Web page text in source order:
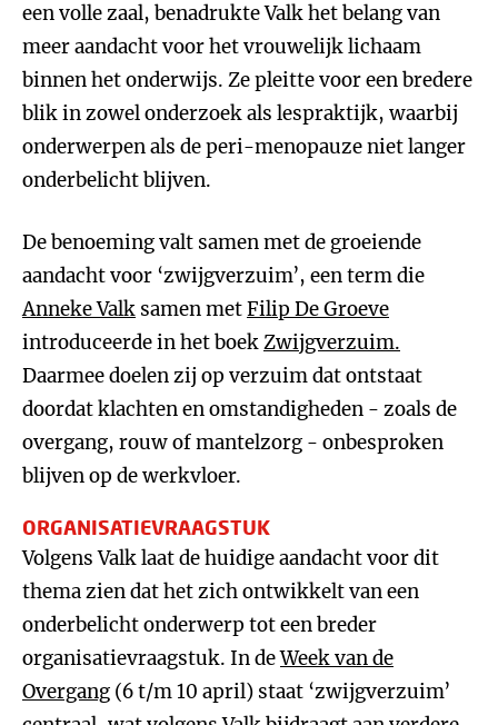
een volle zaal, benadrukte Valk het belang van
meer aandacht voor het vrouwelijk lichaam
binnen het onderwijs. Ze pleitte voor een bredere
blik in zowel onderzoek als lespraktijk, waarbij
onderwerpen als de peri-menopauze niet langer
onderbelicht blijven.
De benoeming valt samen met de groeiende
aandacht voor ‘zwijgverzuim’, een term die
Anneke Valk samen metFilip De Groeve
introduceerde in het boekZwijgverzuim.
Daarmee doelen zij op verzuim dat ontstaat
doordat klachten en omstandigheden - zoals de
overgang, rouw of mantelzorg - onbesproken
blijven op de werkvloer.
ORGANISATIEVRAAGSTUK
Volgens Valk laat de huidige aandacht voor dit
thema zien dat het zich ontwikkelt van een
onderbelicht onderwerp tot een breder
organisatievraagstuk. In deWeek van de
Overgang (6 t/m 10 april) staat ‘zwijgverzuim’